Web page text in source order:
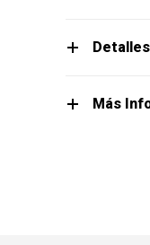
Detalles
Más